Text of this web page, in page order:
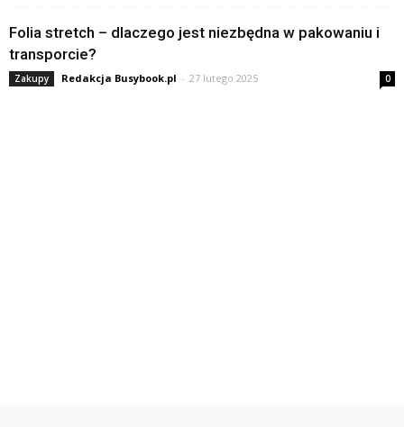
Folia stretch – dlaczego jest niezbędna w pakowaniu i
transporcie?
Zakupy Redakcja Busybook.pl - 27 lutego 2025 0